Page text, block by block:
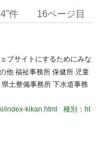
件 16ページ目
ブサイトにするためにみな
他 福祉事務所 保健所 児童
土整備事務所 下水道事務
index-kikan.html
種別：ht